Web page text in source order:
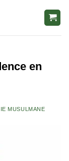
en
MUSULMANE